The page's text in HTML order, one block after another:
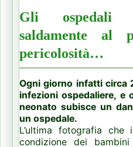
Gli ospedali
saldamente al
pericolosità…
Ogni giorno infatti circa
infezioni ospedaliere, e
neonato subisce un
un ospedale.
L’ultima fotografia che
condizione dei